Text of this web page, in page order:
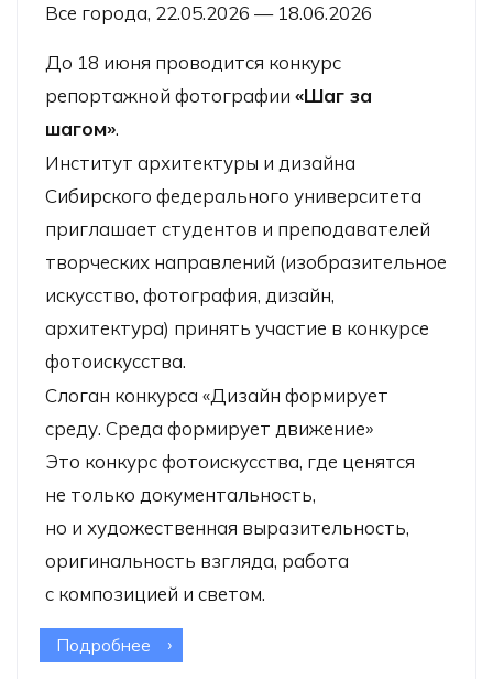
Все города, 22.05.2026 — 18.06.2026
До 18 июня проводится конкурс
репортажной фотографии «Шаг за
шагом».
Институт архитектуры и дизайна
Сибирского федерального университета
приглашает студентов и преподавателей
творческих направлений (изобразительное
искусство, фотография, дизайн,
архитектура) принять участие в конкурсе
фотоискусства.
Слоган конкурса «Дизайн формирует
среду. Среда формирует движение»
Это конкурс фотоискусства, где ценятся
не только документальность,
но и художественная выразительность,
оригинальность взгляда, работа
с композицией и светом.
Подробнее о Конкурс репортажной фотографии